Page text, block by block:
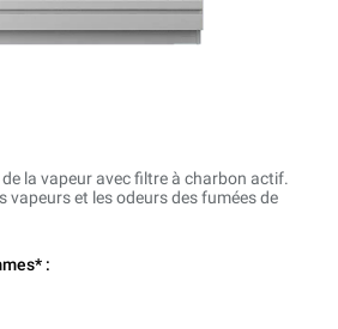
la vapeur avec filtre à charbon actif.
vapeurs et les odeurs des fumées de
: